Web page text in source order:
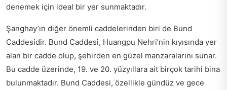
denemek için ideal bir yer sunmaktadır.
Şanghay’ın diğer önemli caddelerinden biri de Bund
Caddesidir. Bund Caddesi, Huangpu Nehri’nin kıyısında yer
alan bir cadde olup, şehirden en güzel manzaralarını sunar.
Bu cadde üzerinde, 19. ve 20. yüzyıllara ait birçok tarihi bina
bulunmaktadır. Bund Caddesi, özellikle gündüz ve gece